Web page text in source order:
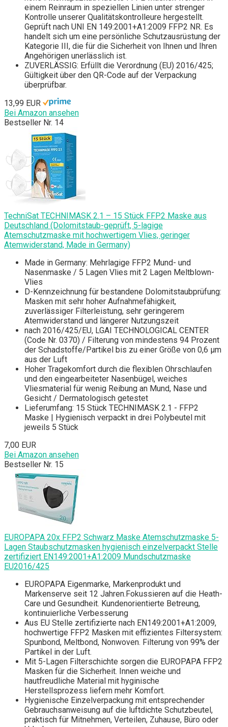
einem Reinraum in speziellen Linien unter strenger
Kontrolle unserer Qualitätskontrolleure hergestellt.
Geprüft nach UNI EN 149:2001+A1:2009 FFP2 NR. Es
handelt sich um eine persönliche Schutzausrüstung der
Kategorie III, die für die Sicherheit von Ihnen und Ihren
Angehörigen unerlässlich ist.
ZUVERLÄSSIG: Erfüllt die Verordnung (EU) 2016/425;
Gültigkeit über den QR-Code auf der Verpackung
überprüfbar.
13,99 EUR
Bei Amazon ansehen
Bestseller Nr. 14
TechniSat TECHNIMASK 2.1 – 15 Stück FFP2 Maske aus
Deutschland (Dolomitstaub-geprüft, 5-lagige
Atemschutzmaske mit hochwertigem Vlies, geringer
Atemwiderstand, Made in Germany)
Made in Germany: Mehrlagige FFP2 Mund- und
Nasenmaske / 5 Lagen Vlies mit 2 Lagen Meltblown-
Vlies
D-Kennzeichnung für bestandene Dolomitstaubprüfung:
Masken mit sehr hoher Aufnahmefähigkeit,
zuverlässiger Filterleistung, sehr geringerem
Atemwiderstand und längerer Nutzungszeit
nach 2016/425/EU, LGAI TECHNOLOGICAL CENTER
(Code Nr. 0370) / Filterung von mindestens 94 Prozent
der Schadstoffe/Partikel bis zu einer Größe von 0,6 μm
aus der Luft
Hoher Tragekomfort durch die flexiblen Ohrschlaufen
und den eingearbeiteter Nasenbügel, weiches
Vliesmaterial für wenig Reibung an Mund, Nase und
Gesicht / Dermatologisch getestet
Lieferumfang: 15 Stück TECHNIMASK 2.1 - FFP2
Maske | Hygienisch verpackt in drei Polybeutel mit
jeweils 5 Stück
7,00 EUR
Bei Amazon ansehen
Bestseller Nr. 15
EUROPAPA 20x FFP2 Schwarz Maske Atemschutzmaske 5-
Lagen Staubschutzmasken hygienisch einzelverpackt Stelle
zertifiziert EN149:2001+A1:2009 Mundschutzmaske
EU2016/425
EUROPAPA Eigenmarke, Markenprodukt und
Markenserve seit 12 Jahren.Fokussieren auf die Heath-
Care und Gesundheit. Kundenorientierte Betreung,
kontinuierliche Verbesserung
Aus EU Stelle zertifizierte nach EN149:2001+A1:2009,
hochwertige FFP2 Masken mit effizientes Filtersystem:
Spunbond, Meltbond, Nonwoven. Filterung von 99% der
Partikel in der Luft.
Mit 5-Lagen Filterschichte sorgen die EUROPAPA FFP2
Masken für die Sicherheit. Innen weiche und
hautfreudliche Material mit hyginische
Herstellsprozess liefern mehr Komfort.
Hygienische Einzelverpackung mit entsprechender
Gebrauchsanweisung auf die luftdichte Schutzbeutel,
praktisch für Mitnehmen, Verteilen, Zuhause, Büro oder